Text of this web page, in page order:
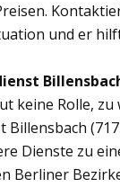
und er
keine Rolle,
Billensbach
Dienste zu
Berliner